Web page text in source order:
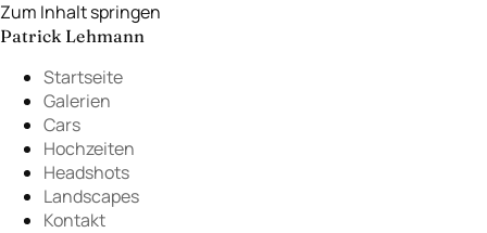
Zum Inhalt springen
Patrick Lehmann
Startseite
Galerien
Cars
Hochzeiten
Headshots
Landscapes
Kontakt